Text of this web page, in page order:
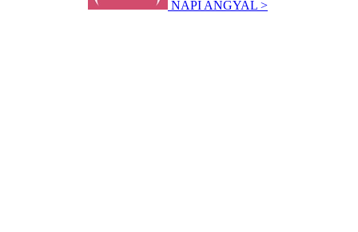
NAPI ANGYAL >